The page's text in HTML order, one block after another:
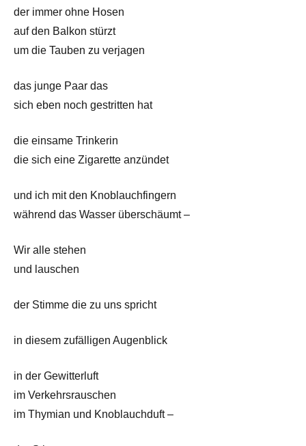
der immer ohne Hosen
auf den Balkon stürzt
um die Tauben zu verjagen
das junge Paar das
sich eben noch gestritten hat
die einsame Trinkerin
die sich eine Zigarette anzündet
und ich mit den Knoblauchfingern
während das Wasser überschäumt –
Wir alle stehen
und lauschen
der Stimme die zu uns spricht
in diesem zufälligen Augenblick
in der Gewitterluft
im Verkehrsrauschen
im Thymian und Knoblauchduft –